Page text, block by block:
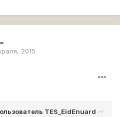
2015
TES_EidEnuard